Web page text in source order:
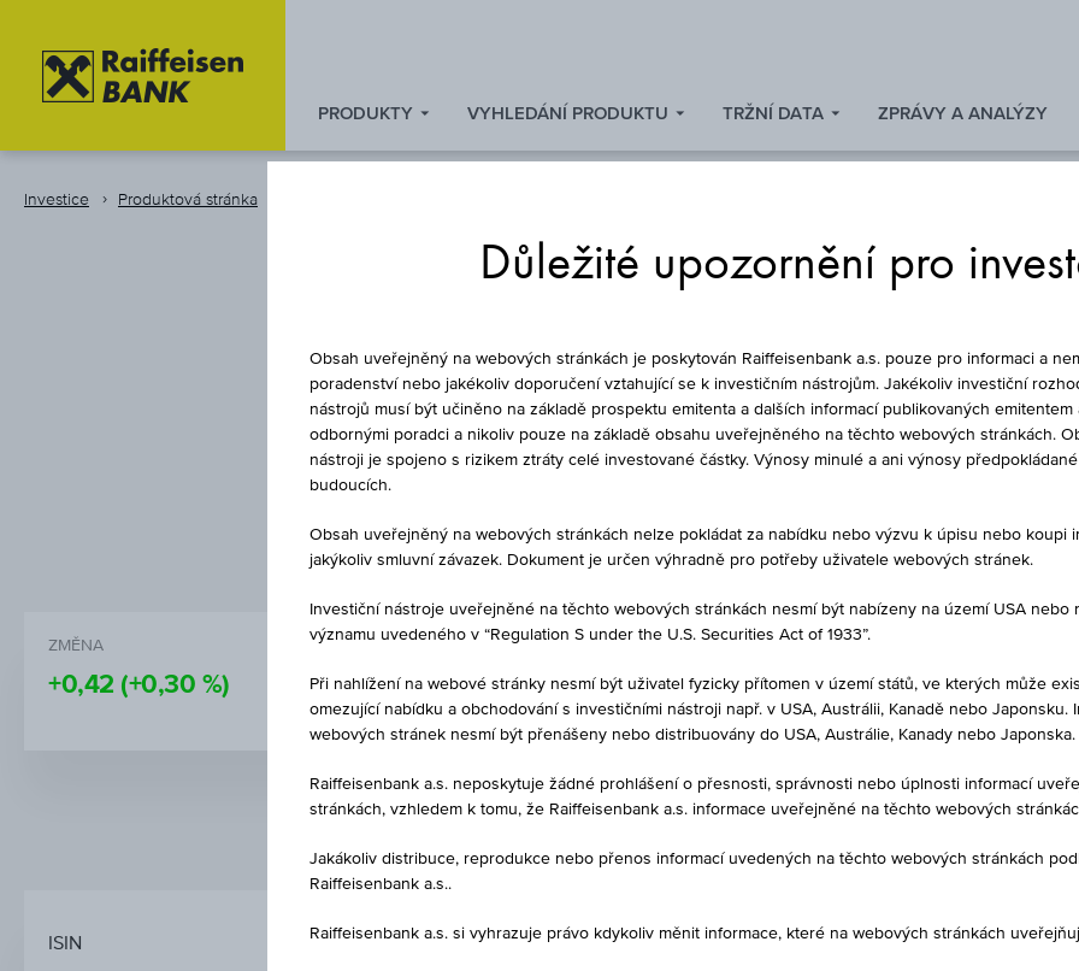
springen
Quicklinks
springen
PRODUKTY VYHLEDÁNÍ PRODUKTU TRŽNÍ DATA ZPRÁVY A ANALÝZY
Investice Produktová stránka
FOND
INDEX-SELECTION-EQUITY
ZMĚNA
+0,42 (+0,30 %)
CENA
139,48
MĚNA
EUR
TRŽNÍ DATA
ISIN AT0000A3B1H3
1D 1M
Důležité upozornění pro
Obsah uveřejněný na webových stránkách je poskytován Raiffeisenbank a.s. pouze pro informaci a
poradenství nebo jakékoliv doporučení vztahující se k investičním nástrojům. Jakékoliv investiční
nástrojů musí být učiněno na základě prospektu emitenta a dalších informací publikovaných
odbornými poradci a nikoliv pouze na základě obsahu uveřejněného na těchto webových stránkách.
nástroji je spojeno s rizikem ztráty celé investované částky. Výnosy minulé a ani výnosy
budoucích.
Obsah uveřejněný na webových stránkách nelze pokládat za nabídku nebo výzvu k úpisu nebo koupi
jakýkoliv smluvní závazek. Dokument je určen výhradně pro potřeby uživatele webových stránek.
Investiční nástroje uveřejněné na těchto webových stránkách nesmí být nabízeny na území USA nebo
významu uvedeného v “Regulation S under the U.S. Securities Act of 1933”.
Při nahlížení na webové stránky nesmí být uživatel fyzicky přítomen v území států, ve kterých může
omezující nabídku a obchodování s investičními nástroji např. v USA, Austrálii, Kanadě nebo Japonsku.
webových stránek nesmí být přenášeny nebo distribuovány do USA, Austrálie, Kanady nebo Japonska.
Raiffeisenbank a.s. neposkytuje žádné prohlášení o přesnosti, správnosti nebo úplnosti informací
stránkách, vzhledem k tomu, že Raiffeisenbank a.s. informace uveřejněné na těchto webových
Jakákoliv distribuce, reprodukce nebo přenos informací uvedených na těchto webových stránkách
Raiffeisenbank a.s..
Raiffeisenbank a.s. si vyhrazuje právo kdykoliv měnit informace, které na webových stránkách